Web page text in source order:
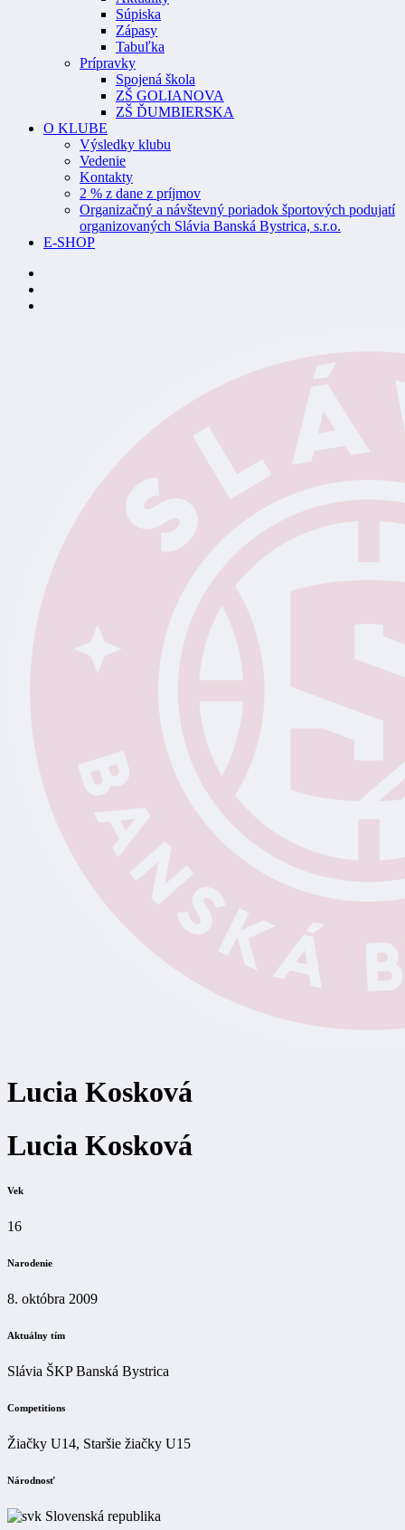
Súpiska
Zápasy
Tabuľka
Prípravky
Spojená škola
ZŠ GOLIANOVA
ZŠ ĎUMBIERSKA
O KLUBE
Výsledky klubu
Vedenie
Kontakty
2 % z dane z príjmov
Organizačný a návštevný poriadok športových podujatí
organizovaných Slávia Banská Bystrica, s.r.o.
E-SHOP
Lucia Kosková
Lucia Kosková
Vek
16
Narodenie
8. októbra 2009
Aktuálny tím
Slávia ŠKP Banská Bystrica
Competitions
Žiačky U14, Staršie žiačky U15
Národnosť
Slovenská republika